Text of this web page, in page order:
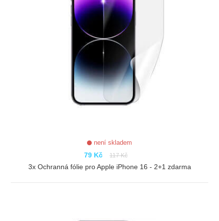
není skladem
79 Kč 117 Kč
3x Ochranná fólie pro Apple iPhone 16 - 2+1 zdarma